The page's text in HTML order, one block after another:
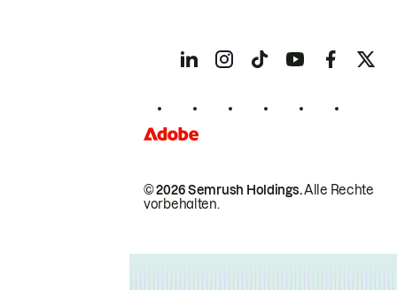
© 2026 Semrush Holdings.Alle Rechte
vorbehalten.